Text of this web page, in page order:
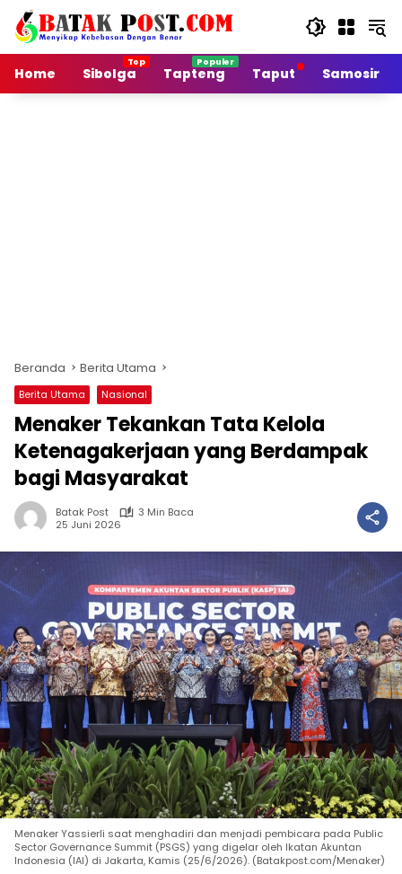
Langsung
konten
Home
Sibolga Tapteng Taput Samosir
Beranda Berita Utama
Berita Utama Nasional
Menaker Tekankan Tata Kelola
Ketenagakerjaan yang Berdampak
bagi Masyarakat
Batak Post
3 Min Baca
25 Juni 2026
Menaker Yassierli saat menghadiri dan menjadi pembicara pada Public
Sector Governance Summit (PSGS) yang digelar oleh Ikatan Akuntan
Indonesia (IAI) di Jakarta, Kamis (25/6/2026). (Batakpost.com/Menaker)